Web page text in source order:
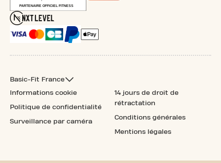
Basic-Fit France
Informations cookie
Politique de confidentialité
Surveillance par caméra
14 jours de droit de
rétractation
Conditions générales
Mentions légales